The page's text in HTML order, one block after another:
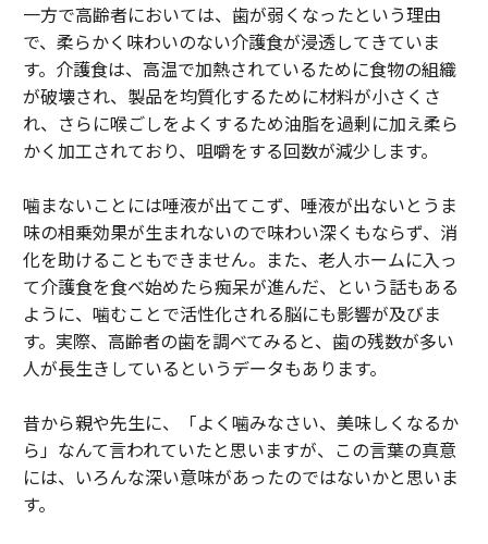
一方で高齢者においては、歯が弱くなったという理由
で、柔らかく味わいのない介護食が浸透してきていま
す。介護食は、高温で加熱されているために食物の組織
が破壊され、製品を均質化するために材料が小さくさ
れ、さらに喉ごしをよくするため油脂を過剰に加え柔ら
かく加工されており、咀嚼をする回数が減少します。
噛まないことには唾液が出てこず、唾液が出ないとうま
味の相乗効果が生まれないので味わい深くもならず、消
化を助けることもできません。また、老人ホームに入っ
て介護食を食べ始めたら痴呆が進んだ、という話もある
ように、噛むことで活性化される脳にも影響が及びま
す。実際、高齢者の歯を調べてみると、歯の残数が多い
人が長生きしているというデータもあります。
昔から親や先生に、「よく噛みなさい、美味しくなるか
ら」なんて言われていたと思いますが、この言葉の真意
には、いろんな深い意味があったのではないかと思いま
す。